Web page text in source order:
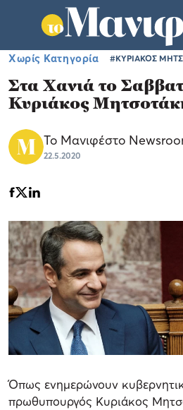
Χωρίς Κατηγορία #ΚΥΡΙΑΚΟΣ
Στα Χανιά το
Κυριάκος
Το Μανιφέστο
22.5.2020
Όπως ενημερώνουν
πρωθυπουργός Κυριάκος